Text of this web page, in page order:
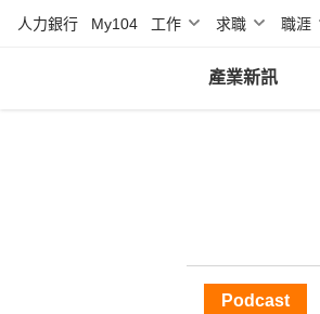
人力銀行 My104 工作 求職 職涯
產業新訊
Podcast